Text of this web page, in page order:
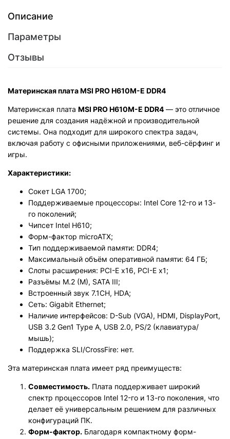
Описание
Параметры
Отзывы
Материнская плата MSI PRO H610M-E DDR4
Материнская плата MSI PRO H610M-E DDR4 — это отличное
решение для создания надёжной и производительной
системы. Она подходит для широкого спектра задач,
включая работу с офисными приложениями, веб-сёрфинг и
игры.
Характеристики:
Сокет LGA 1700;
Поддерживаемые процессоры: Intel Core 12-го и 13-
го поколений;
Чипсет Intel H610;
Форм-фактор microATX;
Тип поддерживаемой памяти: DDR4;
Максимальный объём оперативной памяти: 64 ГБ;
Слоты расширения: PCI-E x16, PCI-E x1;
Разъёмы M.2 (M), SATA III;
Встроенный звук 7.1CH, HDA;
Сеть: Gigabit Ethernet;
Наличие интерфейсов: D-Sub (VGA), HDMI, DisplayPort,
USB 3.2 Gen1 Type A, USB 2.0, PS/2 (клавиатура/
мышь);
Поддержка SLI/CrossFire: нет.
Эта материнская плата имеет ряд преимуществ:
Совместимость. Плата поддерживает широкий
спектр процессоров Intel 12-го и 13-го поколения, что
делает её универсальным решением для различных
конфигураций ПК.
Форм-фактор. Благодаря компактному форм-